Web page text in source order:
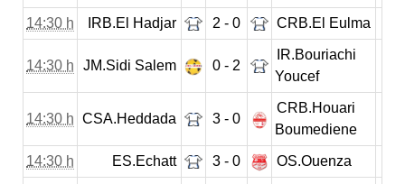
14:30 h IRB.El Hadjar 2 - 0 CRB.El Eulma
14:30 h JM.Sidi Salem 0 - 2
IR.Bouriachi
Youcef
14:30 h CSA.Heddada 3 - 0
CRB.Houari
Boumediene
14:30 h ES.Echatt 3 - 0 OS.Ouenza